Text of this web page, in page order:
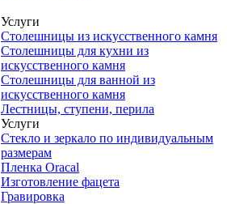
Услуги
Столешницы из искусственного камня
Столешницы для кухни из
искусственного камня
Столешницы для ванной из
искусственного камня
Лестницы, ступени, перила
Услуги
Стекло и зеркало по индивидуальным
размерам
Пленка Oracal
Изготовление фацета
Гравировка